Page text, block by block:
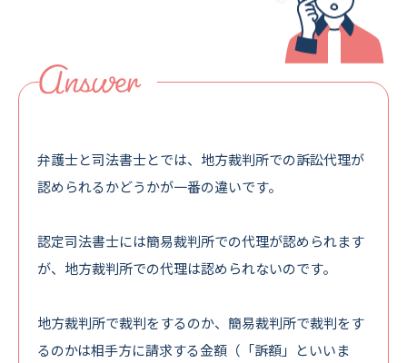
弁護士と司法書士とでは、 地方裁判所での訴訟代理が
認められるかどうかが一番の違いです。
認定司法書士には簡易裁判所での代理が認められます
が、地方裁判所での代理は認められないのです。
地方裁判所で裁判をするのか、簡易裁判所で裁判をす
るのかは相手方に請求する金額（「訴額」といいま